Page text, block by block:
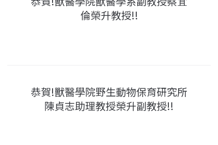
倫榮升教授!!
恭賀!獸醫學院野生動物保育研究所
陳貞志助理教授榮升副教授!!